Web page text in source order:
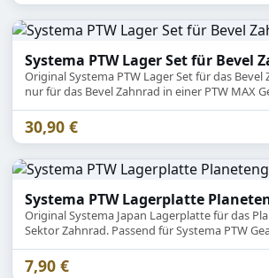
Systema PTW Lager Set für Bevel
Original Systema PTW Lager Set für das Bevel
nur für das Bevel Zahnrad in einer PTW MAX
30,90 €
Systema PTW Lagerplatte
Original Systema Japan Lagerplatte für das
Sektor Zahnrad. Passend für Systema PTW
Super-MAX.
7,90 €